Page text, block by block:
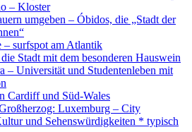
– Kloster
umgeben – Óbidos, die „Stadt der
– surfspot am Atlantik
Stadt mit dem besonderen Hauswein
– Universität und Studentenleben mit
Cardiff und Süd-Wales
Luxemburg – City
und Sehenswürdigkeiten * typisch